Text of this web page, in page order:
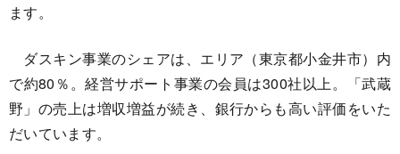
ます。
ダスキン事業のシェアは、エリア（東京都小金井市）内
で約80％。経営サポート事業の会員は300社以上。「武蔵
野」の売上は増収増益が続き、銀行からも高い評価をいた
だいています。